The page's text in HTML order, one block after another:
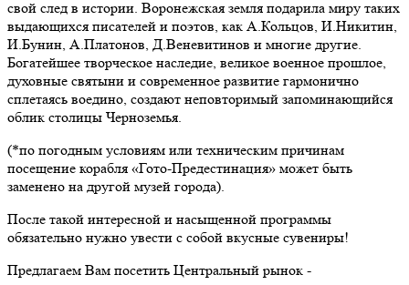
свой след в истории. Воронежская земля подарила миру таких
выдающихся писателей и поэтов, как А.Кольцов, И.Никитин,
И.Бунин, А.Платонов, Д.Веневитинов и многие другие.
Богатейшее творческое наследие, великое военное прошлое,
духовные святыни и современное развитие гармонично
сплетаясь воедино, создают неповторимый запоминающийся
облик столицы Черноземья.
(*по погодным условиям или техническим причинам
посещение корабля «Гото-Предестинация» может быть
заменено на другой музей города).
После такой интересной и насыщенной программы
обязательно нужно увести с собой вкусные сувениры!
Предлагаем Вам посетить Центральный рынок -